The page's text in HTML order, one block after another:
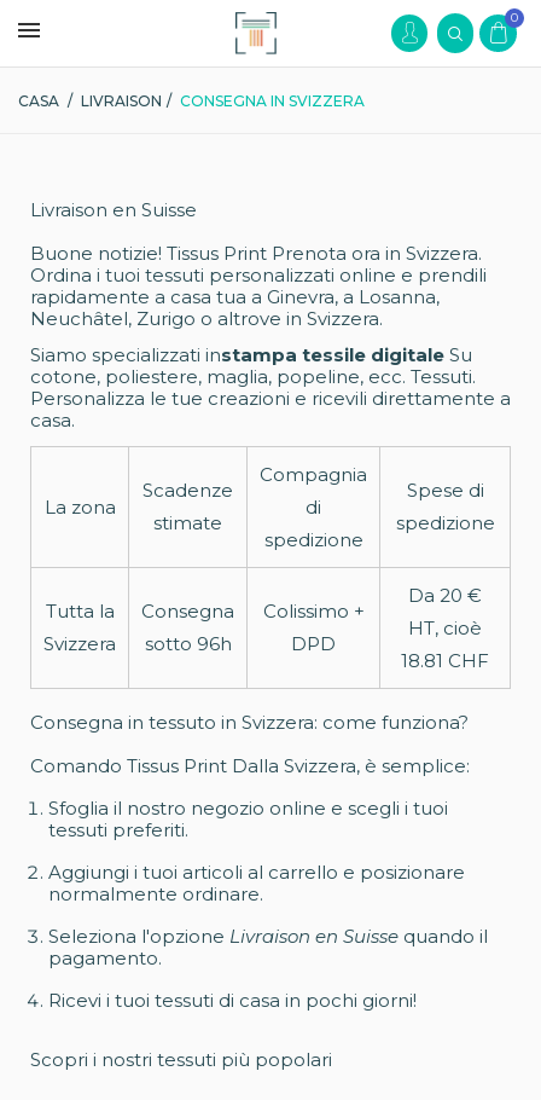
0
CASA / LIVRAISON / CONSEGNA IN SVIZZERA
Livraison en Suisse
Buone notizie! Tissus Print Prenota ora in Svizzera.
Ordina i tuoi tessuti personalizzati online e prendili
rapidamente a casa tua a Ginevra, a Losanna,
Neuchâtel, Zurigo o altrove in Svizzera.
Siamo specializzati instampa tessile digitale Su
cotone, poliestere, maglia, popeline, ecc. Tessuti.
Personalizza le tue creazioni e ricevili direttamente a
casa.
La zona
Scadenze
stimate
Compagnia
di
spedizione
Spese di
spedizione
Tutta la
Svizzera
Consegna
sotto 96h
Colissimo +
DPD
Da 20 €
HT, cioè
18.81 CHF
Consegna in tessuto in Svizzera: come funziona?
Comando Tissus Print Dalla Svizzera, è semplice:
Sfoglia il nostro negozio online e scegli i tuoi
tessuti preferiti.
Aggiungi i tuoi articoli al carrello e posizionare
normalmente ordinare.
Seleziona l'opzione Livraison en Suisse quando il
pagamento.
Ricevi i tuoi tessuti di casa in pochi giorni!
Scopri i nostri tessuti più popolari